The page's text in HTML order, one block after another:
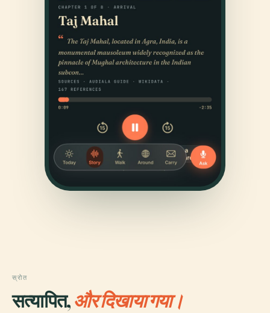
स्रोत
सत्यापित,और दिखाया गया।